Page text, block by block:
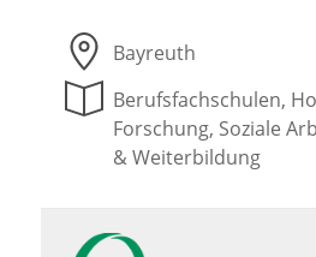
Bayreuth
Berufsfachschulen,
Forschung, Soziale
& Weiterbildung